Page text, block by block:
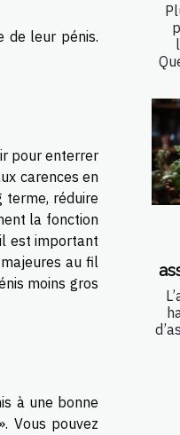
de leur pénis.
pour enterrer
carences en
terme, réduire
la fonction
est important
au fil
moins gros
à une bonne
Vous pouvez